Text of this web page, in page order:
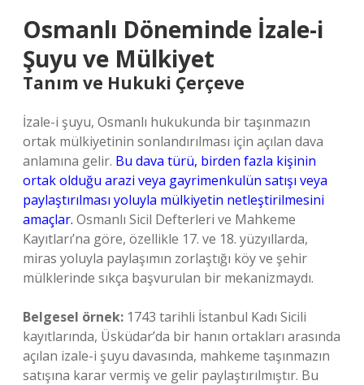
Osmanlı Döneminde İzale-i
Şuyu ve Mülkiyet
Tanım ve Hukuki Çerçeve
İzale-i şuyu, Osmanlı hukukunda bir taşınmazın
ortak mülkiyetinin sonlandırılması için açılan dava
anlamına gelir. Bu dava türü, birden fazla kişinin
ortak olduğu arazi veya gayrimenkulün satışı veya
paylaştırılması yoluyla mülkiyetin netleştirilmesini
amaçlar. Osmanlı Sicil Defterleri ve Mahkeme
Kayıtları’na göre, özellikle 17. ve 18. yüzyıllarda,
miras yoluyla paylaşımın zorlaştığı köy ve şehir
mülklerinde sıkça başvurulan bir mekanizmaydı.
Belgesel örnek: 1743 tarihli İstanbul Kadı Sicili
kayıtlarında, Üsküdar’da bir hanın ortakları arasında
açılan izale-i şuyu davasında, mahkeme taşınmazın
satışına karar vermiş ve gelir paylaştırılmıştır. Bu